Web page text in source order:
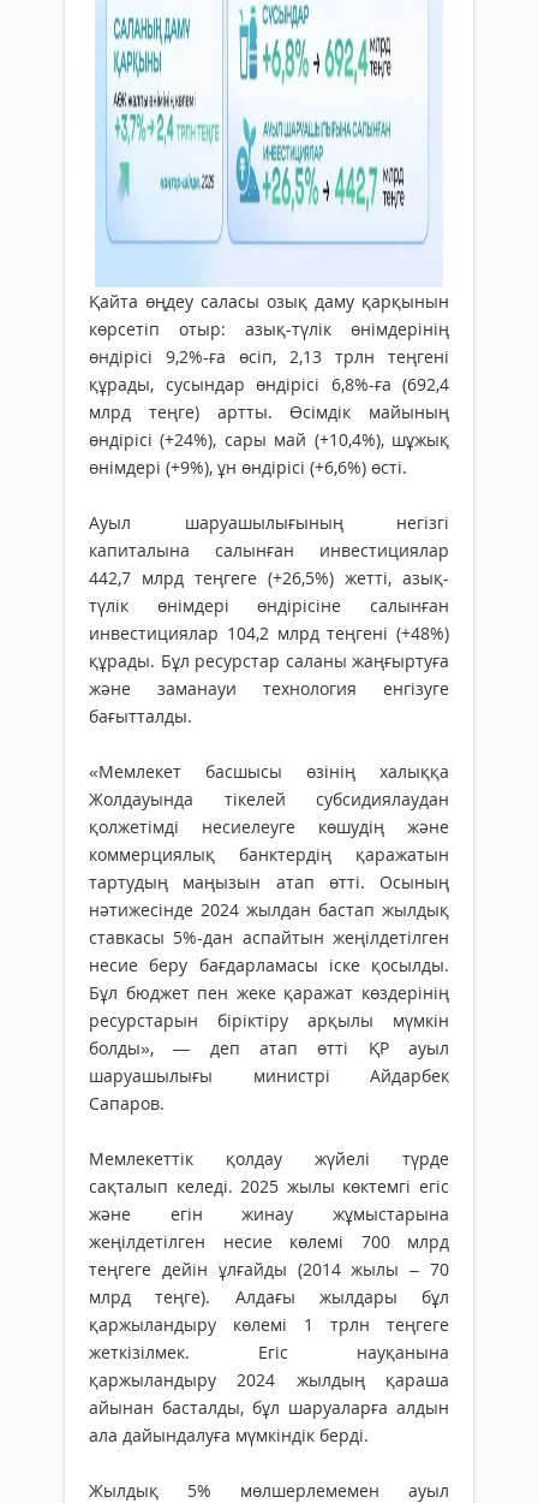
Қайта өңдеу саласы озық даму қарқынын
көрсетіп отыр: азық-түлік өнімдерінің
өндірісі 9,2%-ға өсіп, 2,13 трлн теңгені
құрады, сусындар өндірісі 6,8%-ға (692,4
млрд теңге) артты. Өсімдік майының
өндірісі (+24%), сары май (+10,4%), шұжық
өнімдері (+9%), ұн өндірісі (+6,6%) өсті.
Ауыл шаруашылығының негізгі
капиталына салынған инвестициялар
442,7 млрд теңгеге (+26,5%) жетті, азық-
түлік өнімдері өндірісіне салынған
инвестициялар 104,2 млрд теңгені (+48%)
құрады. Бұл ресурстар саланы жаңғыртуға
және заманауи технология енгізуге
бағытталды.
«Мемлекет басшысы өзінің халыққа
Жолдауында тікелей субсидиялаудан
қолжетімді несиелеуге көшудің және
коммерциялық банктердің қаражатын
тартудың маңызын атап өтті. Осының
нәтижесінде 2024 жылдан бастап жылдық
ставкасы 5%-дан аспайтын жеңілдетілген
несие беру бағдарламасы іске қосылды.
Бұл бюджет пен жеке қаражат көздерінің
ресурстарын біріктіру арқылы мүмкін
болды», — деп атап өтті ҚР ауыл
шаруашылығы министрі Айдарбек
Сапаров.
Мемлекеттік қолдау жүйелі түрде
сақталып келеді. 2025 жылы көктемгі егіс
және егін жинау жұмыстарына
жеңілдетілген несие көлемі 700 млрд
теңгеге дейін ұлғайды (2014 жылы – 70
млрд теңге). Алдағы жылдары бұл
қаржыландыру көлемі 1 трлн теңгеге
жеткізілмек. Егіс науқанына
қаржыландыру 2024 жылдың қараша
айынан басталды, бұл шаруаларға алдын
ала дайындалуға мүмкіндік берді.
Жылдық 5% мөлшерлемемен ауыл